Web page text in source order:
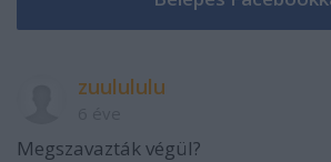
zuulululu
Megszavazták végül?